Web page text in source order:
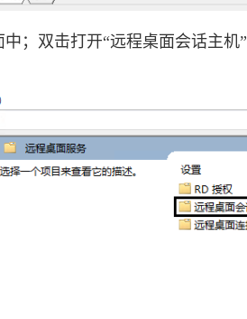
；双击打开“远程桌面会话主机”